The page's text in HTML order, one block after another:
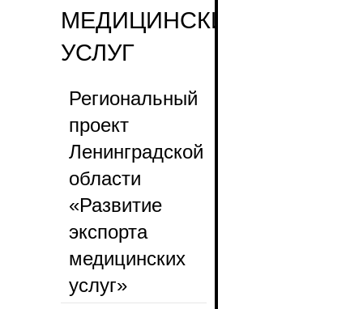
МЕДИЦИНСКИХ
УСЛУГ
Региональный
проект
Ленинградской
области
«Развитие
экспорта
медицинских
услуг»